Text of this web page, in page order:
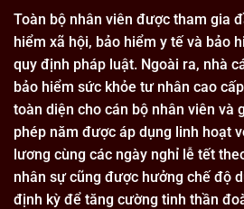
Toàn bộ nhân viên được tham gia
hiểm xã hội, bảo hiểm y tế và bảo
quy định pháp luật. Ngoài ra, nhà
bảo hiểm sức khỏe tư nhân cao
toàn diện cho cán bộ nhân viên và
phép năm được áp dụng linh hoạt
lương cùng các ngày nghỉ lễ tết
nhân sự cũng được hưởng chế độ
định kỳ để tăng cường tinh thần